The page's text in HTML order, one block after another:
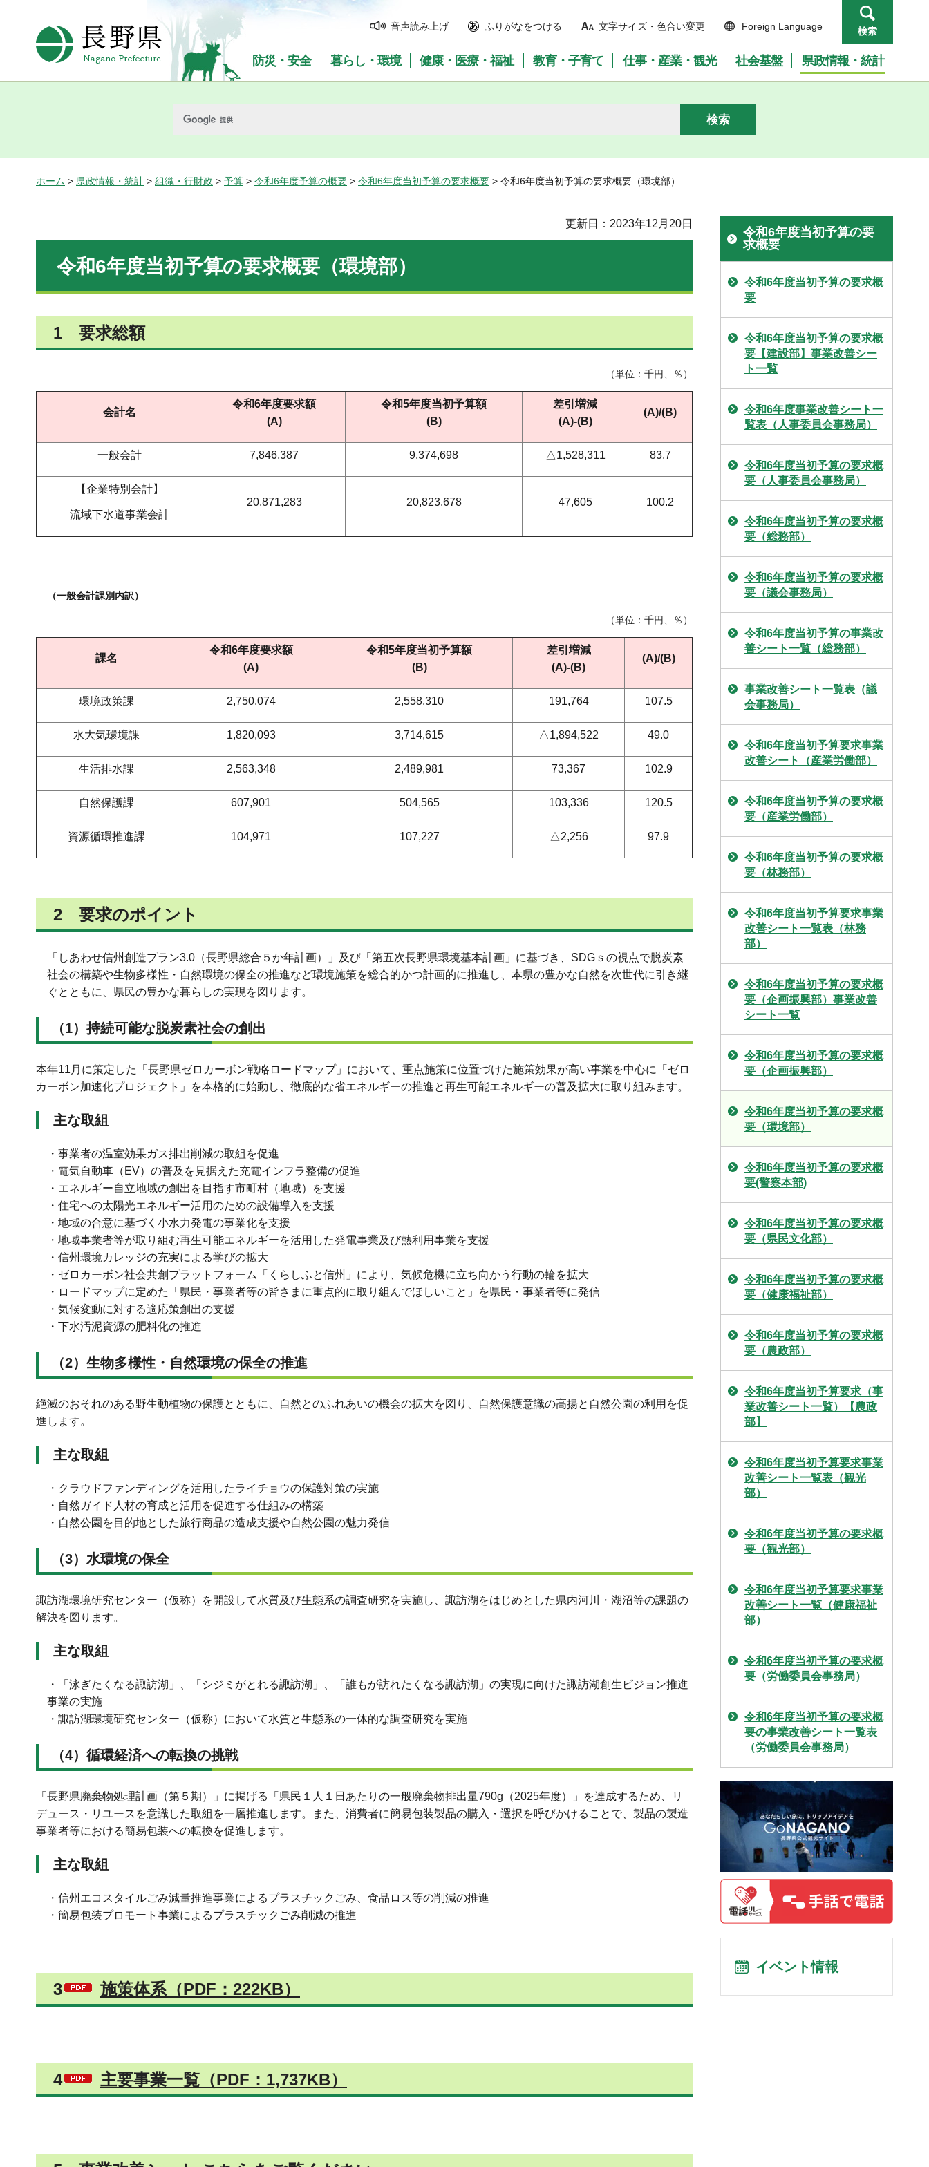
長野県Nagano Prefecture
音声読み上げ ふりがなをつける 文字サイズ・色合い変更 Foreign Language 検索
防災・安全 暮らし・環境 健康・医療・福祉 教育・子育て 仕事・産業・観光 社会基盤 県政情報・統計
ホーム > 県政情報・統計 > 組織・行財政 > 予算 > 令和6年度予算の概要 > 令和6年度当初予算の要求概要 > 令和6年度当初予算の要求概要（環境部）
更新日：2023年12月20日
令和6年度当初予算の要求概要（環境部）
1 要求総額
（単位：千円、％）
会計名
令和6年度要求額
(A)
令和5年度当初予算額
(B)
差引増減
(A)-(B)
(A)/(B)
一般会計 7,846,387 9,374,698 △1,528,311 83.7
【企業特別会計】
流域下水道事業会計
20,871,283 20,823,678 47,605 100.2
（一般会計課別内訳）
（単位：千円、％）
課名
令和6年度要求額
(A)
令和5年度当初予算額
(B)
差引増減
(A)-(B)
(A)/(B)
環境政策課 2,750,074 2,558,310 191,764 107.5
水大気環境課 1,820,093 3,714,615 △1,894,522 49.0
生活排水課 2,563,348 2,489,981 73,367 102.9
自然保護課 607,901 504,565 103,336 120.5
資源循環推進課 104,971 107,227 △2,256 97.9
2 要求のポイント
「しあわせ信州創造プラン3.0（長野県総合５か年計画）」及び「第五次長野県環境基本計画」に基づき、SDGｓの視点で脱炭素
社会の構築や生物多様性・自然環境の保全の推進など環境施策を総合的かつ計画的に推進し、本県の豊かな自然を次世代に引き継
ぐとともに、県民の豊かな暮らしの実現を図ります。
（1）持続可能な脱炭素社会の創出
本年11月に策定した「長野県ゼロカーボン戦略ロードマップ」において、重点施策に位置づけた施策効果が高い事業を中心に「ゼロ
カーボン加速化プロジェクト」を本格的に始動し、徹底的な省エネルギーの推進と再生可能エネルギーの普及拡大に取り組みます。
主な取組
・事業者の温室効果ガス排出削減の取組を促進
・電気自動車（EV）の普及を見据えた充電インフラ整備の促進
・エネルギー自立地域の創出を目指す市町村（地域）を支援
・住宅への太陽光エネルギー活用のための設備導入を支援
・地域の合意に基づく小水力発電の事業化を支援
・地域事業者等が取り組む再生可能エネルギーを活用した発電事業及び熱利用事業を支援
・信州環境カレッジの充実による学びの拡大
・ゼロカーボン社会共創プラットフォーム「くらしふと信州」により、気候危機に立ち向かう行動の輪を拡大
・ロードマップに定めた「県民・事業者等の皆さまに重点的に取り組んでほしいこと」を県民・事業者等に発信
・気候変動に対する適応策創出の支援
・下水汚泥資源の肥料化の推進
（2）生物多様性・自然環境の保全の推進
絶滅のおそれのある野生動植物の保護とともに、自然とのふれあいの機会の拡大を図り、自然保護意識の高揚と自然公園の利用を促
進します。
主な取組
・クラウドファンディングを活用したライチョウの保護対策の実施
・自然ガイド人材の育成と活用を促進する仕組みの構築
・自然公園を目的地とした旅行商品の造成支援や自然公園の魅力発信
（3）水環境の保全
諏訪湖環境研究センター（仮称）を開設して水質及び生態系の調査研究を実施し、諏訪湖をはじめとした県内河川・湖沼等の課題の
解決を図ります。
主な取組
・「泳ぎたくなる諏訪湖」、「シジミがとれる諏訪湖」、「誰もが訪れたくなる諏訪湖」の実現に向けた諏訪湖創生ビジョン推進
事業の実施
・諏訪湖環境研究センター（仮称）において水質と生態系の一体的な調査研究を実施
（4）循環経済への転換の挑戦
「長野県廃棄物処理計画（第５期）」に掲げる「県民１人１日あたりの一般廃棄物排出量790g（2025年度）」を達成するため、リ
デュース・リユースを意識した取組を一層推進します。また、消費者に簡易包装製品の購入・選択を呼びかけることで、製品の製造
事業者等における簡易包装への転換を促進します。
主な取組
・信州エコスタイルごみ減量推進事業によるプラスチックごみ、食品ロス等の削減の推進
・簡易包装プロモート事業によるプラスチックごみ削減の推進
3 施策体系（PDF：222KB）
4 主要事業一覧（PDF：1,737KB）
令和6年度当初予算の要
求概要
令和6年度当初予算の要求概
要
令和6年度当初予算の要求概
要【建設部】事業改善シー
ト一覧
令和6年度事業改善シート一
覧表（人事委員会事務局）
令和6年度当初予算の要求概
要（人事委員会事務局）
令和6年度当初予算の要求概
要（総務部）
令和6年度当初予算の要求概
要（議会事務局）
令和6年度当初予算の事業改
善シート一覧（総務部）
事業改善シート一覧表（議
会事務局）
令和6年度当初予算要求事業
改善シート（産業労働部）
令和6年度当初予算の要求概
要（産業労働部）
令和6年度当初予算の要求概
要（林務部）
令和6年度当初予算要求事業
改善シート一覧表（林務
部）
令和6年度当初予算の要求概
要（企画振興部）事業改善
シート一覧
令和6年度当初予算の要求概
要（企画振興部）
令和6年度当初予算の要求概
要（環境部）
令和6年度当初予算の要求概
要(警察本部)
令和6年度当初予算の要求概
要（県民文化部）
令和6年度当初予算の要求概
要（健康福祉部）
令和6年度当初予算の要求概
要（農政部）
令和6年度当初予算要求（事
業改善シート一覧）【農政
部】
令和6年度当初予算要求事業
改善シート一覧表（観光
部）
令和6年度当初予算の要求概
要（観光部）
令和6年度当初予算要求事業
改善シート一覧（健康福祉
部）
令和6年度当初予算の要求概
要（労働委員会事務局）
令和6年度当初予算の要求概
要の事業改善シート一覧表
（労働委員会事務局）
イベント情報